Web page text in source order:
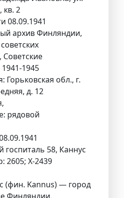
кв. 2
08.09.1941
архив Финляндии,
1945
обл., г.
д. 12
рядовой
58, Каннус
2605; X-2439
(фин. Kannus) — город